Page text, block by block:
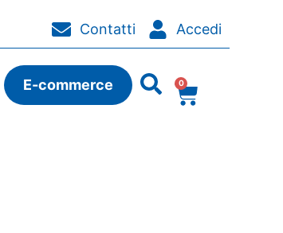
Contatti Accedi
E-commerce 0